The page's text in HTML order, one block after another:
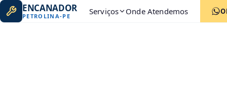
ENCANADOR
PETROLINA-PE Serviços Onde Atendemos